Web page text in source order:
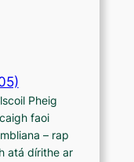
Pheig
faoi
– rap
atá dírithe ar